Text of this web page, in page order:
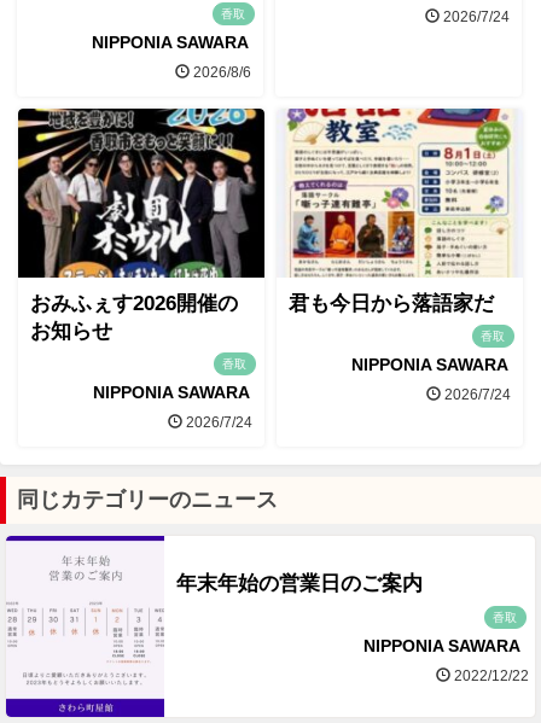
香取
NIPPONIA SAWARA
2026/8/6
2026/7/24
おみふぇす2026開催の
お知らせ
香取
NIPPONIA SAWARA
2026/7/24
君も今日から落語家だ
香取
NIPPONIA SAWARA
2026/7/24
同じカテゴリーのニュース
年末年始の営業日のご案内
香取
NIPPONIA SAWARA
2022/12/22